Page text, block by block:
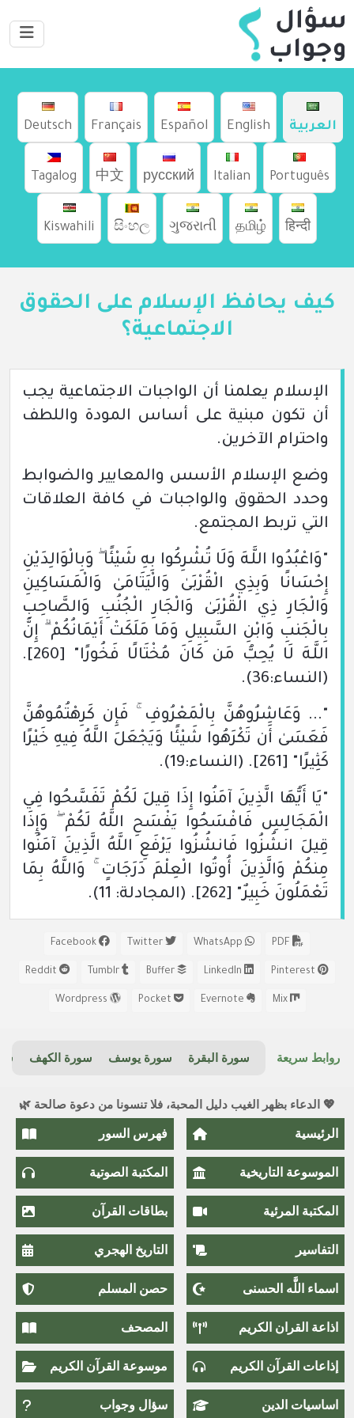
العربية English
Español
Français
Deutsch
Português
Italian
русский
中文
Tagalog
हिन्दी
தமிழ்
ગુજરાતી
සිංහල
Kiswahili
كيف يحافظ الإسلام على الحقوق
الاجتماعية؟
الإسلام يعلمنا أن الواجبات الاجتماعية يجب
أن تكون مبنية على أساس المودة واللطف
واحترام الآخرين.
وضع الإسلام الأسس والمعايير والضوابط
وحدد الحقوق والواجبات في كافة العلاقات
التي تربط المجتمع.
"وَاعْبُدُوا اللَّـهَ وَلَا تُشْرِكُوا بِهِ شَيْئًا ۖ وَبِالْوَالِدَيْنِ
إِحْسَانًا وَبِذِي الْقُرْبَىٰ وَالْيَتَامَىٰ وَالْمَسَاكِينِ
وَالْجَارِ ذِي الْقُرْبَىٰ وَالْجَارِ الْجُنُبِ وَالصَّاحِبِ
بِالْجَنبِ وَابْنِ السَّبِيلِ وَمَا مَلَكَتْ أَيْمَانُكُمْ ۗ إِنَّ
اللَّـهَ لَا يُحِبُّ مَن كَانَ مُخْتَالًا فَخُورًا" [260]
.
(النساء:36)
.
"... وَعَاشِرُوهُنَّ بِالْمَعْرُوفِ ۚ فَإِن كَرِهْتُمُوهُنَّ
فَعَسَىٰ أَن تَكْرَهُوا شَيْئًا وَيَجْعَلَ اللَّهُ فِيهِ خَيْرًا
كَثِيرًا" [261]
. (النساء:19) .
"يَا أَيُّهَا الَّذِينَ آمَنُوا إِذَا قِيلَ لَكُمْ تَفَسَّحُوا فِي
الْمَجَالِسِ فَافْسَحُوا يَفْسَحِ اللَّهُ لَكُمْ ۖ وَإِذَا
قِيلَ انشُزُوا فَانشُزُوا يَرْفَعِ اللَّهُ الَّذِينَ آمَنُوا
مِنكُمْ وَالَّذِينَ أُوتُوا الْعِلْمَ دَرَجَاتٍ ۚ وَاللَّهُ بِمَا
تَعْمَلُونَ خَبِيرٌ" [262]
. (المجادلة: 11) .
Mix
روابط سريعة سورة البقرة سورة يوسف سورة الكهف
💖 الدعاء بظهر الغيب دليل المحبة، فلا تنسونا من دعوة صالحة 🌿
الرئيسية فهرس السور
الموسوعة التاريخية المكتبة الصوتية
المكتبة المرئية بطاقات القرآن
التفاسير التاريخ الهجري
اسماء اللَّٰه الحسنى حصن المسلم
اذاعة القران الكريم المصحف
إذاعات القرآن الكريم موسوعة القرآن الكريم
اساسيات الدين سؤال وجواب